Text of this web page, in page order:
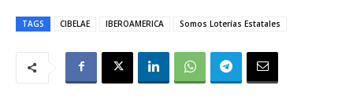
TAGS CIBELAE IBEROAMERICA Somos Loterías Estatales